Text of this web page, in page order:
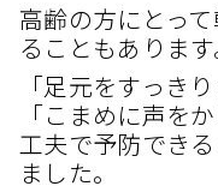
高齢の方にとっ
ることもあります
「足元をすっき
「こまめに声を
工夫で予防でき
ました。